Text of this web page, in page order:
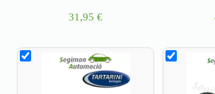
31,95 €